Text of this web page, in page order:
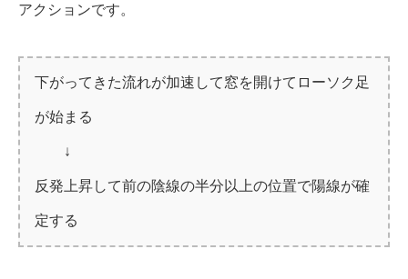
アクションです。
下がってきた流れが加速して窓を開けてローソク足
が始まる
↓
反発上昇して前の陰線の半分以上の位置で陽線が確
定する